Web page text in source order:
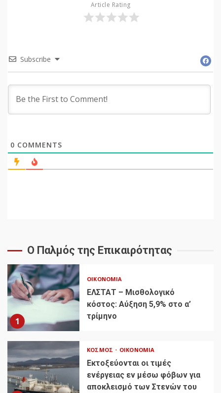
Article Rating
Subscribe
0 COMMENTS
Ο Παλμός της Επικαιρότητας
1
ΟΙΚΟΝΟΜΊΑ
ΕΛΣΤΑΤ – Μισθολογικό
κόστος: Αύξηση 5,9% στο α’
τρίμηνο
ΚΌΣΜΟΣ ΟΙΚΟΝΟΜΊΑ
Εκτοξεύονται οι τιμές
ενέργειας εν μέσω φόβων για
αποκλεισμό των Στενών του